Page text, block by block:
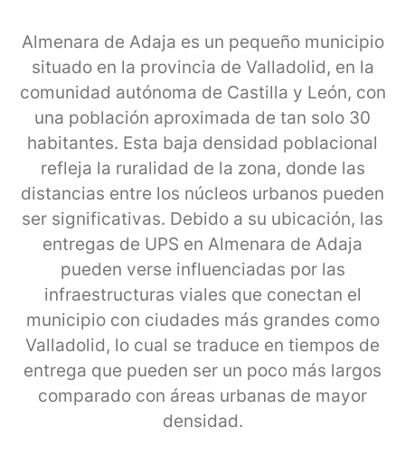
Almenara de Adaja es un pequeño municipio
situado en la provincia de Valladolid, en la
comunidad autónoma de Castilla y León, con
una población aproximada de tan solo 30
habitantes. Esta baja densidad poblacional
refleja la ruralidad de la zona, donde las
distancias entre los núcleos urbanos pueden
ser significativas. Debido a su ubicación, las
entregas de UPS en Almenara de Adaja
pueden verse influenciadas por las
infraestructuras viales que conectan el
municipio con ciudades más grandes como
Valladolid, lo cual se traduce en tiempos de
entrega que pueden ser un poco más largos
comparado con áreas urbanas de mayor
densidad.